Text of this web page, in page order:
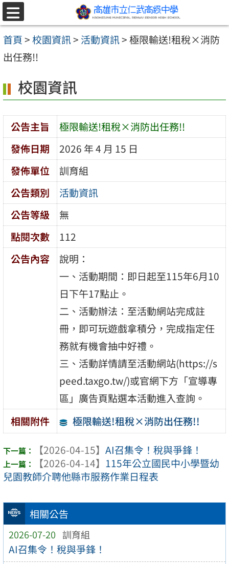
跳至主要內容區
選
單
首頁>校園資訊> 活動資訊>極限輸送!租稅×消防
出任務!!
相關公告
2026-07-20 訓育組
AI召集令！稅與爭鋒！
校園資訊
公告主旨
極限輸送!租稅×消防出任務!!
發佈日期
2026 年 4 月 15 日
發佈單位
訓育組
公告類別
活動資訊
公告等級
無
點閱次數
112
公告內容
說明：
一、活動期間：即日起至115年6月10
日下午17點止。
二、活動辦法：至活動網站完成註
冊，即可玩遊戲拿積分，完成指定任
務就有機會抽中好禮。
三、活動詳情請至活動網站(https://s
peed.taxgo.tw/)或官網下方「宣導專
區」廣告頁點選本活動進入查詢。
相關附件
極限輸送!租稅×消防出任務!!
【2026-04-15】 AI召集令！稅與爭鋒！
【2026-04-14】 115年公立國民中小學暨幼
兒園教師介聘他縣市服務作業日程表